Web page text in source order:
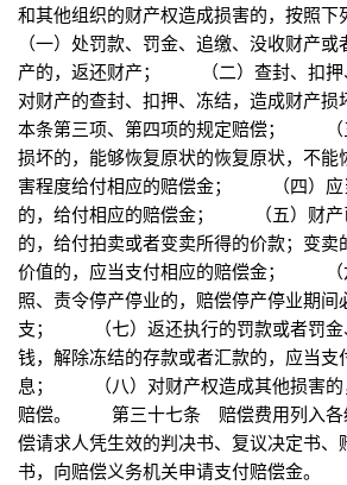
和其他组织的财产权造成损害的，按
（一）处罚款、罚金、追缴、没收财产
产的，返还财产； （二）查封、扣押
对财产的查封、扣押、冻结，造成财产损
本条第三项、第四项的规定赔偿； （
损坏的，能够恢复原状的恢复原状，不能
害程度给付相应的赔偿金； （四）应
的，给付相应的赔偿金； （五）财产
的，给付拍卖或者变卖所得的价款；变卖
价值的，应当支付相应的赔偿金； （
照、责令停产停业的，赔偿停产停业期间
支； （七）返还执行的罚款或者罚金
钱，解除冻结的存款或者汇款的，应当支
息； （八）对财产权造成其他损害的
赔偿。 第三十七条 赔偿费用列入
偿请求人凭生效的判决书、复议决定书、
书，向赔偿义务机关申请支付赔偿金